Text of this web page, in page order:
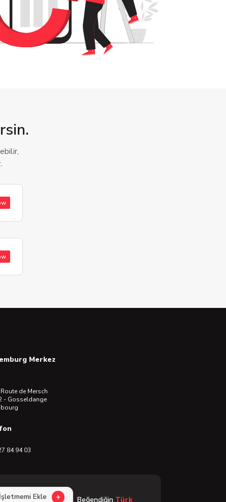
Merkez
de Mersch
- Gosseldange
84 94 03
İşletmemi Ekle Beğendiğin Türk